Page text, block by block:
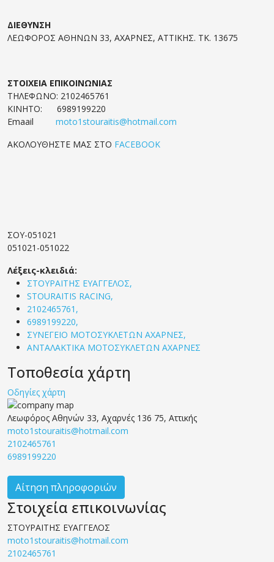
ΔΙΕΘΥΝΣΗ
ΛΕΩΦΟΡΟΣ ΑΘΗΝΩΝ 33, ΑΧΑΡΝΕΣ, ΑΤΤΙΚΗΣ. ΤΚ. 13675
ΣΤΟΙΧΕΙΑ ΕΠΙΚΟΙΝΩΝΙΑΣ
ΤΗΛΕΦΩΝΟ: 2102465761
ΚΙΝΗΤΟ: 6989199220
Emaail moto1stouraitis@hotmail.com
ΑΚΟΛΟΥΘΗΣΤΕ ΜΑΣ ΣΤΟ FACEBOOK
ΣΟΥ-051021
051021-051022
Λέξεις-κλειδιά:
ΣΤΟΥΡΑΪΤΗΣ ΕΥΑΓΓΕΛΟΣ,
STOURAITIS RACING,
2102465761,
6989199220,
ΣΥΝΕΓΕΙΟ ΜΟΤΟΣΥΚΛΕΤΩΝ ΑΧΑΡΝΕΣ,
ΑΝΤΑΛΑΚΤΙΚΑ ΜΟΤΟΣΥΚΛΕΤΩΝ ΑΧΑΡΝΕΣ
Τοποθεσία χάρτη
Οδηγίες χάρτη
Λεωφόρος Αθηνών 33, Αχαρνές 136 75, Αττικής
moto1stouraitis@hotmail.com
2102465761
6989199220
Αίτηση πληροφοριών
Στοιχεία επικοινωνίας
ΣΤΟΥΡΑΪΤΗΣ ΕΥΑΓΓΕΛΟΣ
moto1stouraitis@hotmail.com
2102465761